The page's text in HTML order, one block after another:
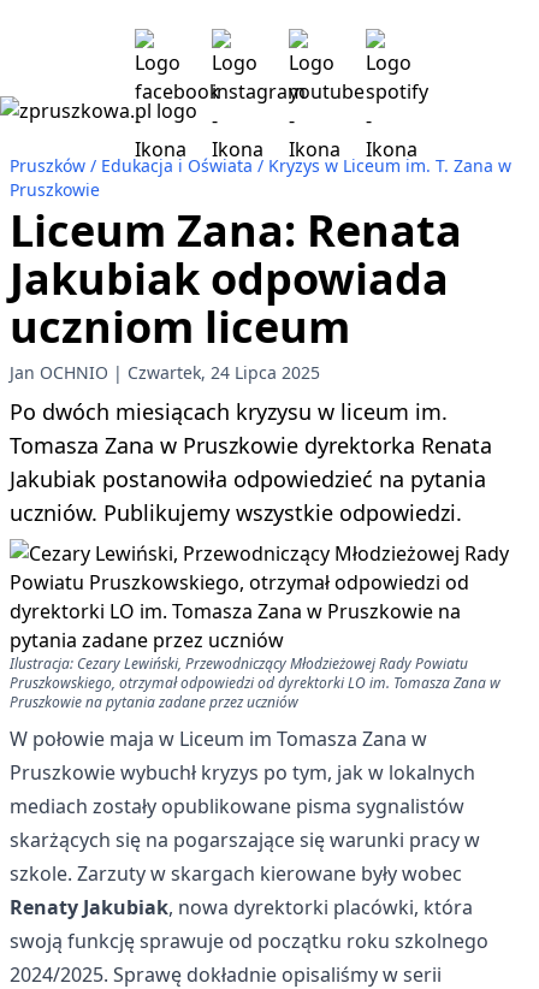
Pruszków Edukacja i Oświata
Kryzys w Liceum im. T. Zana w
Pruszkowie
Liceum Zana: Renata
Jakubiak odpowiada
uczniom liceum
Jan OCHNIO Czwartek, 24 Lipca 2025
Po dwóch miesiącach kryzysu w liceum im.
Tomasza Zana w Pruszkowie dyrektorka Renata
Jakubiak postanowiła odpowiedzieć na pytania
uczniów. Publikujemy wszystkie odpowiedzi.
Ilustracja: Cezary Lewiński, Przewodniczący Młodzieżowej Rady Powiatu
Pruszkowskiego, otrzymał odpowiedzi od dyrektorki LO im. Tomasza Zana w
Pruszkowie na pytania zadane przez uczniów
W połowie maja w Liceum im Tomasza Zana w
Pruszkowie wybuchł kryzys po tym, jak w lokalnych
mediach zostały opublikowane pisma sygnalistów
skarżących się na pogarszające się warunki pracy w
szkole. Zarzuty w skargach kierowane były wobec
Renaty Jakubiak, nowa dyrektorki placówki, która
swoją funkcję sprawuje od początku roku szkolnego
2024/2025. Sprawę dokładnie opisaliśmyw serii